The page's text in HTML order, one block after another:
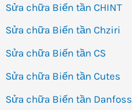
Sửa chữa Biến tần CHINT
Sửa chữa Biến tần Chziri
Sửa chữa Biến tần CS
Sửa chữa Biến tần Cutes
Sửa chữa Biến tần Danfoss